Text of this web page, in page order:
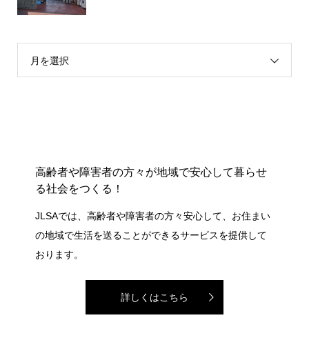
月を選択
高齢者や障害者の方々が地域で安心して暮らせ
る社会をつくる！
JLSAでは、高齢者や障害者の方々安心して、お住まい
の地域で生活を送ることができるサービスを提供して
おります。
詳しくはこちら